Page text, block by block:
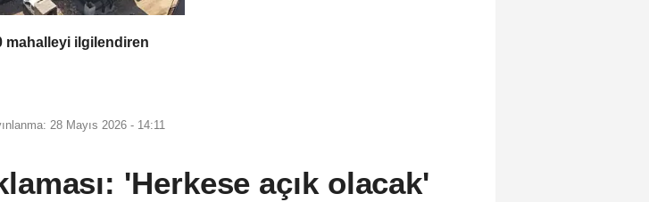
mahalleyi ilgilendiren
28 Mayıs 2026 - 14:11
'Herkese açık olacak'